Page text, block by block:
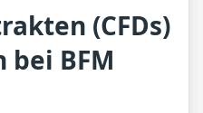
(CFDs)
bei BFM